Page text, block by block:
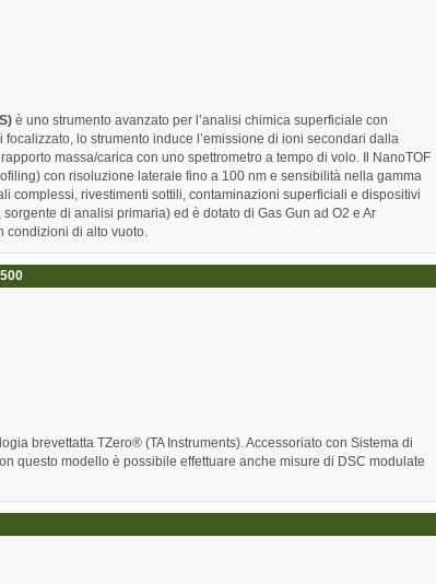
è uno strumento avanzato per l’analisi chimica superficiale con
lo strumento induce l’emissione di ioni secondari dalla
massa/carica con uno spettrometro a tempo di volo. Il NanoTOF
con risoluzione laterale fino a 100 nm e sensibilità nella gamma
complessi, rivestimenti sottili, contaminazioni superficiali e dispositivi
di analisi primaria) ed è dotato di Gas Gun ad O2 e Ar
condizioni di alto vuoto.
brevettatta TZero® (TA Instruments). Accessoriato con Sistema di
questo modello è possibile effettuare anche misure di DSC modulate